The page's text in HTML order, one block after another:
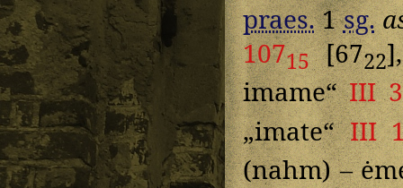
praes.1sg.
10715[6722
imame“III
„imate“III
(nahm) –